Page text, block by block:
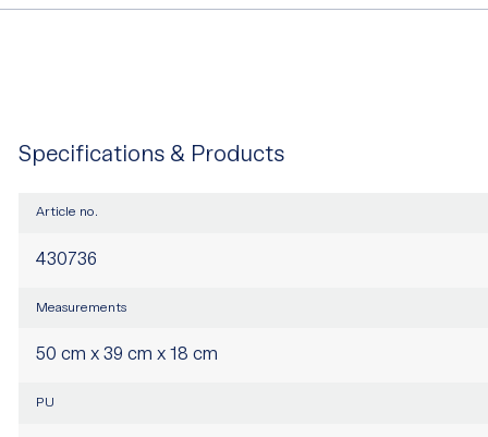
Specifications & Products
Article no.
430736
Measurements
50 cm x 39 cm x 18 cm
PU